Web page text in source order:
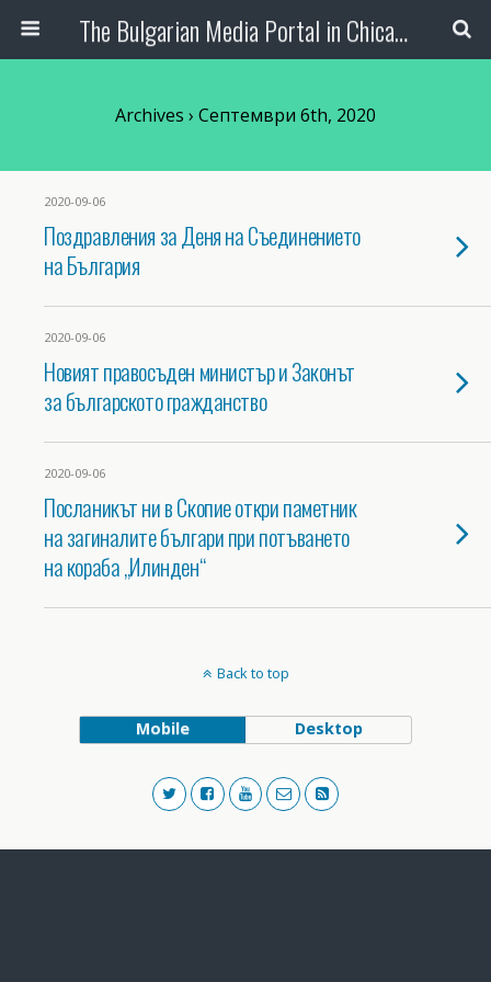
The Bulgarian Media Portal in Chicago
Archives › Септември 6th, 2020
2020-09-06
Поздравления за Деня на Съединението
на България
2020-09-06
Новият правосъден министър и Законът
за българското гражданство
2020-09-06
Посланикът ни в Скопие откри паметник
на загиналите българи при потъването
на кораба „Илинден“
Back to top
Mobile Desktop